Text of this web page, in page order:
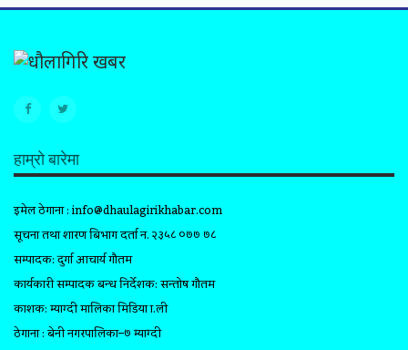
हाम्रो बारेमा
इमेल ठेगाना :info@dhaulagirikhabar.com
सूचना तथा प्रशारण बिभाग दर्ता न. २३५८ ०७७ ७८
सम्पादक: दुर्गा आचार्य गौतम
कार्यकारी सम्पादक प्रबन्ध निर्देशक: सन्तोष गौतम
प्रकाशक: म्याग्दी मालिका मिडिया प्रा.ली
ठेगाना : बेनी नगरपालिका–७ म्याग्दी